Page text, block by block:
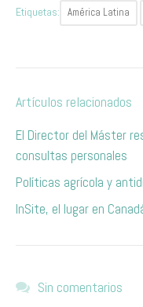
Etiquetas: América Latina
Artículos relacionados
El Director del Máster
consultas personales
Políticas agrícola y
InSite, el lugar en
Sin comentarios